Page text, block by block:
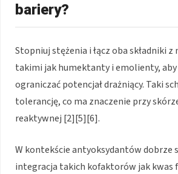
bariery?
Stopniuj stężenia i łącz oba składniki
takimi jak humektanty i emolienty,
ograniczać potencjał drażniący. Taki
tolerancję, co ma znaczenie przy
reaktywnej [2][5][6].
W kontekście antyoksydantów dobrze
integracja takich kofaktorów jak kwas